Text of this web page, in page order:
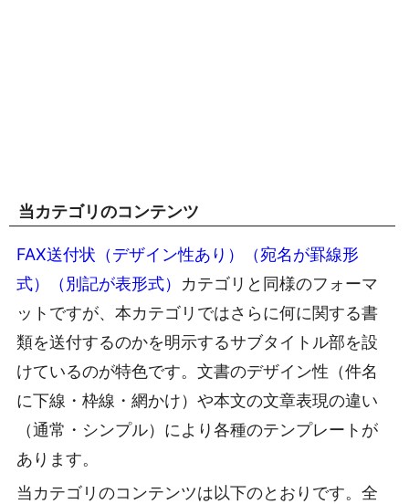
当カテゴリのコンテンツ
FAX送付状（デザイン性あり）（宛名が罫線形
式）（別記が表形式） カテゴリと同様のフォーマ
ットですが、本カテゴリではさらに何に関する書
類を送付するのかを明示するサブタイトル部を設
けているのが特色です。文書のデザイン性（件名
に下線・枠線・網かけ）や本文の文章表現の違い
（通常・シンプル）により各種のテンプレートが
あります。
当カテゴリのコンテンツは以下のとおりです。全